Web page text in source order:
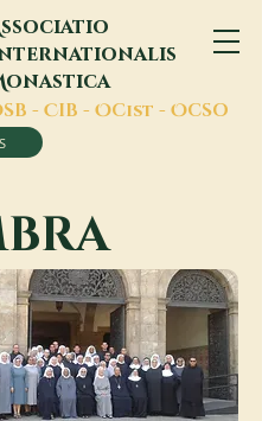
ssociatio
onastica
SB - CIB - OCist - OCSO